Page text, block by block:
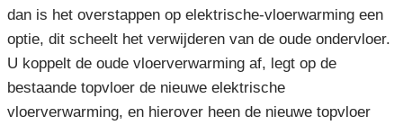
dan is het overstappen op elektrische-vloerwarming een
optie, dit scheelt het verwijderen van de oude ondervloer.
U koppelt de oude vloerverwarming af, legt op de
bestaande topvloer de nieuwe elektrische
vloerverwarming, en hierover heen de nieuwe topvloer